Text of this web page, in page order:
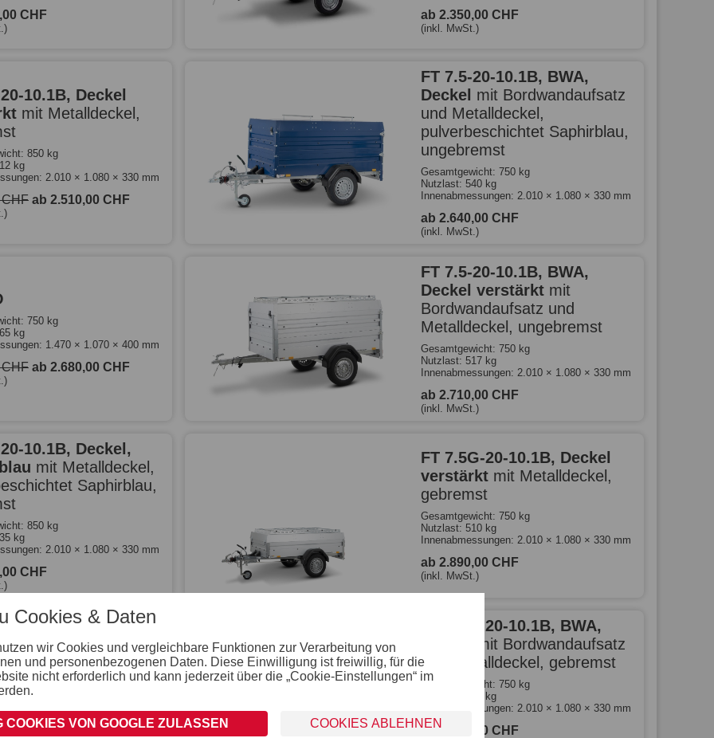
CHF ab 2.350,00 CHF
(inkl. MwSt.)
10.1B, Deckel
mit Metalldeckel,
850 kg
kg
2.010 × 1.080 × 330 mm
ab 2.510,00 CHF
FT 7.5-20-10.1B, BWA,
Deckel mit Bordwandaufsatz
und Metalldeckel,
pulverbeschichtet Saphirblau,
ungebremst
Gesamtgewicht: 750 kg
Nutzlast: 540 kg
Innenabmessungen: 2.010 × 1.080 × 330 mm
ab 2.640,00 CHF
(inkl. MwSt.)
750 kg
kg
1.470 × 1.070 × 400 mm
ab 2.680,00 CHF
FT 7.5-20-10.1B, BWA,
Deckel verstärkt mit
Bordwandaufsatz und
Metalldeckel, ungebremst
Gesamtgewicht: 750 kg
Nutzlast: 517 kg
Innenabmessungen: 2.010 × 1.080 × 330 mm
ab 2.710,00 CHF
(inkl. MwSt.)
10.1B, Deckel,
mit Metalldeckel,
Saphirblau,
850 kg
kg
2.010 × 1.080 × 330 mm
CHF
FT 7.5G-20-10.1B, Deckel
verstärkt mit Metalldeckel,
gebremst
Gesamtgewicht: 750 kg
Nutzlast: 510 kg
Innenabmessungen: 2.010 × 1.080 × 330 mm
ab 2.890,00 CHF
(inkl. MwSt.)
PLUS
750 kg
kg
1.470 × 1.070 × 400 mm
CHF
FT 7.5G-20-10.1B, BWA,
mit Bordwandaufsatz
und Metalldeckel, gebremst
Gesamtgewicht: 750 kg
Nutzlast: 501 kg
Innenabmessungen: 2.010 × 1.080 × 330 mm
ab 3.040,00 CHF
Cookies & Daten
wir Cookies und vergleichbare Funktionen zur Verarbeitung von
und personenbezogenen Daten. Diese Einwilligung ist freiwillig, für die
nicht erforderlich und kann jederzeit über die „Cookie-Einstellungen“ im
COOKIES VON GOOGLE ZULASSEN COOKIES ABLEHNEN